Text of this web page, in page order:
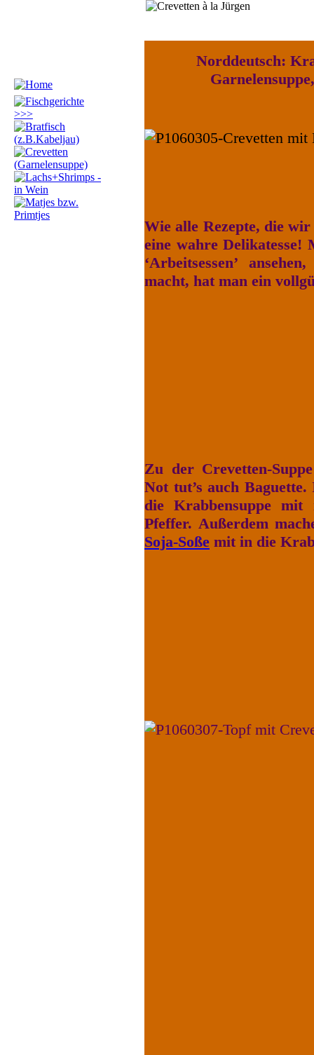
Norddeutsch:
Wie alle Rezepte, die
eine wahre Delikatesse!
‘Arbeitsessen’
macht, hat man ein
Zu der Crevetten-
Not tut’s auch
die Krabbensuppe
Pfeffer. Außerdem
Soja-Soße mit in die